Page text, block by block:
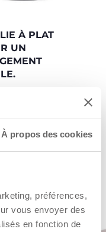
À propos des cookies
préférences,
vous envoyer des
en fonction de
À PLAT
UN
dans chaque